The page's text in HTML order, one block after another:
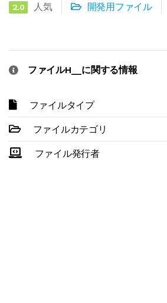
2.0 人気 開発用ファイル
ファイルH__に関する情報
ファイルタイプ
ファイルカテゴリ
ファイル発行者